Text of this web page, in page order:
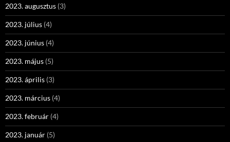
2023. augusztus (3)
2023. július (4)
2023. június (4)
2023. május (5)
2023. április (3)
2023. március (4)
2023. február (4)
2023. január (5)